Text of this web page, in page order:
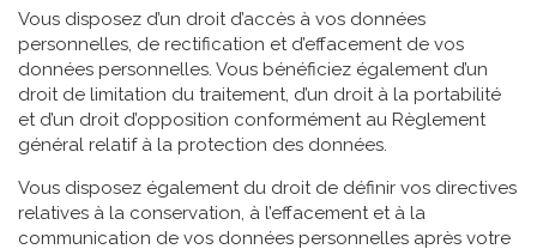
Vous disposez d’un droit d’accès à vos données
personnelles, de rectification et d’effacement de vos
données personnelles. Vous bénéficiez également d’un
droit de limitation du traitement, d’un droit à la portabilité
et d’un droit d’opposition conformément au Règlement
général relatif à la protection des données.
Vous disposez également du droit de définir vos directives
relatives à la conservation, à l’effacement et à la
communication de vos données personnelles après votre